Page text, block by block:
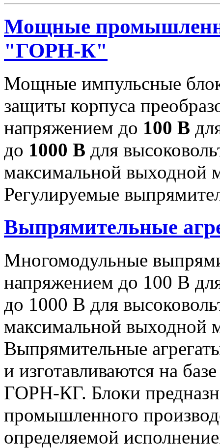
Мощные
"ГОРН-К"
Мощные импульсные
защиты корпуса
напряжением до 100 В
до 1000 В для
максимальной
Регулируемые
Выпрямительные
Многомодульные
напряжением до 100 В
до 1000 В для
максимальной
Выпрямительные
и изготавливаются на
ГОРН-КГ. Блоки
промышленного
определяемой